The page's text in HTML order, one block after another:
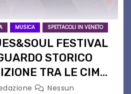
MUSICA SPETTACOLI IN VENETO
FESTIVAL
STORICO
TRA LE CIME
Nessun